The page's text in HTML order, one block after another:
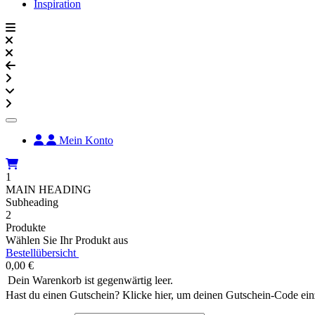
Inspiration
Mein Konto
1
MAIN HEADING
Subheading
2
Produkte
Wählen Sie Ihr Produkt aus
Bestellübersicht
0,00 €
Dein Warenkorb ist gegenwärtig leer.
Hast du einen Gutschein? Klicke hier, um deinen Gutschein-Code